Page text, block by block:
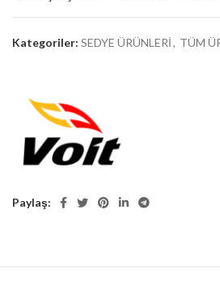
Kategoriler: SEDYE ÜRÜNLERİ, TÜM
Paylaş